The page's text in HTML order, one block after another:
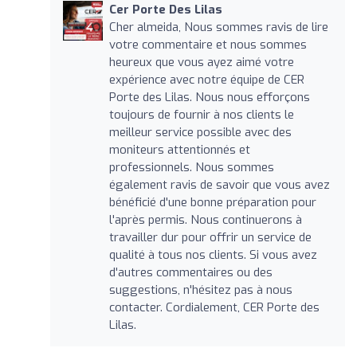
Cer Porte Des Lilas
Cher almeida, Nous sommes ravis de lire
votre commentaire et nous sommes
heureux que vous ayez aimé votre
expérience avec notre équipe de CER
Porte des Lilas. Nous nous efforçons
toujours de fournir à nos clients le
meilleur service possible avec des
moniteurs attentionnés et
professionnels. Nous sommes
également ravis de savoir que vous avez
bénéficié d'une bonne préparation pour
l'après permis. Nous continuerons à
travailler dur pour offrir un service de
qualité à tous nos clients. Si vous avez
d'autres commentaires ou des
suggestions, n'hésitez pas à nous
contacter. Cordialement, CER Porte des
Lilas.